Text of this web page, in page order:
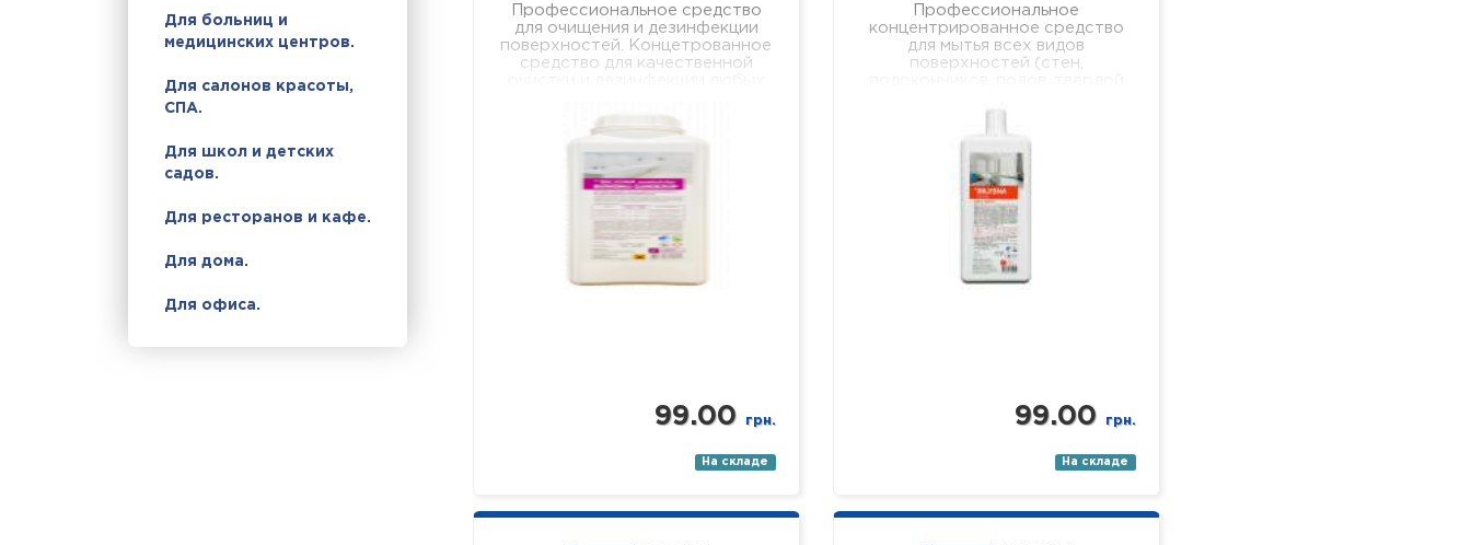
Для больниц и
медицинских центров.
Для салонов красоты,
СПА.
Для школ и детских
садов.
Для ресторанов и кафе.
Для дома.
Для офиса.
Профессиональное средство
для очищения и дезинфекции
поверхностей. Концетрованное
средство для качественной
кафель, сантехника, раковины,
ванны, душевые поддоны и т.п.).
Средство…
99.00 грн.
На складе
Профессиональное
концентрированное средство
для мытья всех видов
поверхностей (стен,
журнальных столиков, рабочих
поверхностей, оборудования в
лечебных учреждениях разного
профиля). Свойства: -…
99.00 грн.
На складе